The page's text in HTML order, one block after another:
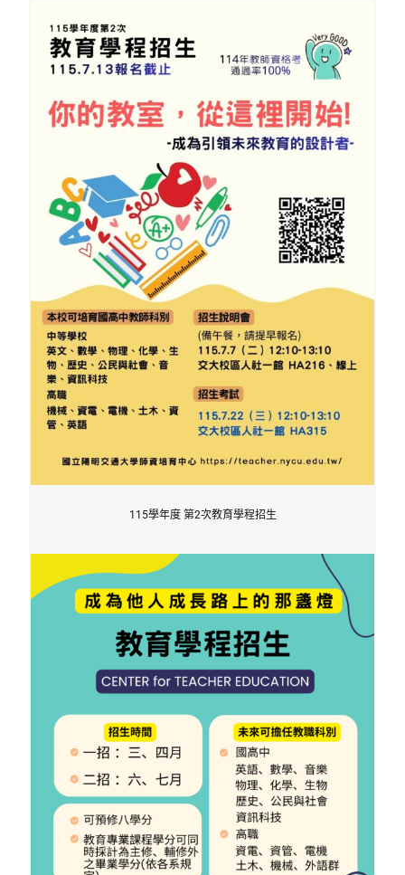
115學年度 第2次教育學程招生